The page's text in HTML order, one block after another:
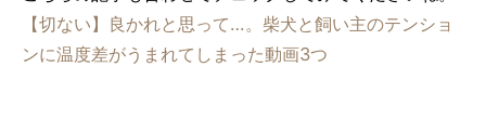
【切ない】良かれと思って…。柴犬と飼い主のテンショ
ンに温度差がうまれてしまった動画3つ